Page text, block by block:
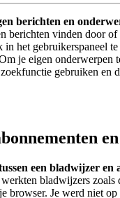
berichten en
berichten vinden door
in het gebruikerspaneel
je eigen onderwerpen
gebruiken en
een bladwijzer en
bladwijzers zoals
browser. Je werd niet op